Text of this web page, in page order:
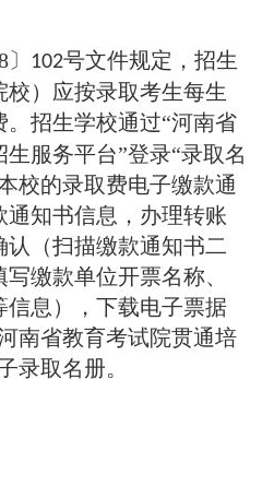
102号文件规定，招生
）应按录取考生每生
。招生学校通过“河南省
服务平台”登录“录取名
校的录取费电子缴款通
通知书信息，办理转账
（扫描缴款通知书二
缴款单位开票名称、
信息），下载电子票据
南省教育考试院贯通培
录取名册。